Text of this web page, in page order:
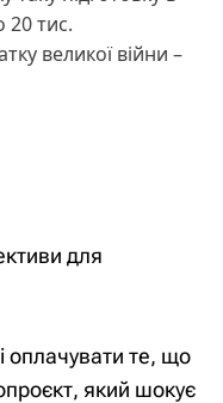
тис.
великої війни –
для
оплачувати те, що
який шокує